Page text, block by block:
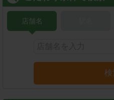
店舗名
検